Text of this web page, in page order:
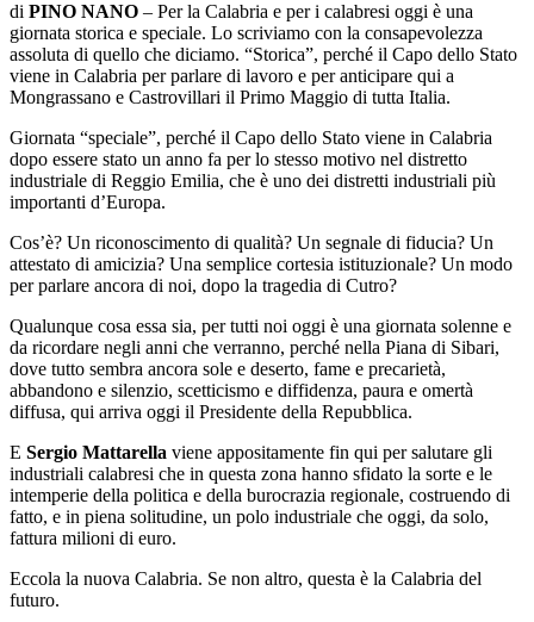
di PINO NANO – Per la Calabria e per i calabresi oggi è una
giornata storica e speciale. Lo scriviamo con la consapevolezza
assoluta di quello che diciamo. “Storica”, perché il Capo dello Stato
viene in Calabria per parlare di lavoro e per anticipare qui a
Mongrassano e Castrovillari il Primo Maggio di tutta Italia.
Giornata “speciale”, perché il Capo dello Stato viene in Calabria
dopo essere stato un anno fa per lo stesso motivo nel distretto
industriale di Reggio Emilia, che è uno dei distretti industriali più
importanti d’Europa.
Cos’è? Un riconoscimento di qualità? Un segnale di fiducia? Un
attestato di amicizia? Una semplice cortesia istituzionale? Un modo
per parlare ancora di noi, dopo la tragedia di Cutro?
Qualunque cosa essa sia, per tutti noi oggi è una giornata solenne e
da ricordare negli anni che verranno, perché nella Piana di Sibari,
dove tutto sembra ancora sole e deserto, fame e precarietà,
abbandono e silenzio, scetticismo e diffidenza, paura e omertà
diffusa, qui arriva oggi il Presidente della Repubblica.
E Sergio Mattarella viene appositamente fin qui per salutare gli
industriali calabresi che in questa zona hanno sfidato la sorte e le
intemperie della politica e della burocrazia regionale, costruendo di
fatto, e in piena solitudine, un polo industriale che oggi, da solo,
fattura milioni di euro.
Eccola la nuova Calabria. Se non altro, questa è la Calabria del
futuro.